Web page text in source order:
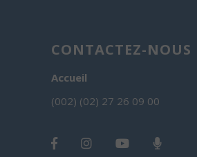
CONTACTEZ-NOUS
Accueil
(002) (02) 27 26 09 00